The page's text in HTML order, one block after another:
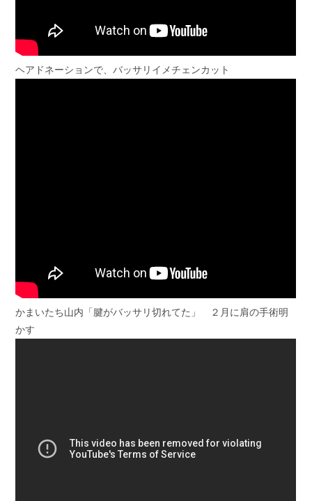
ヘアドネーションで、バッサリイメチェンカット
かまいたち山内「腱がバッサリ切れてた」 ２月に肩の手術明
かす